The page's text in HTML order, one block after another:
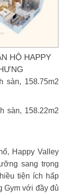
HỘ HAPPY
sàn, 158.75m2
sàn, 158.22m2
Happy Valley
sang trọng
tiện ích hấp
Gym với đầy đủ